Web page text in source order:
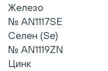
Железо
№ AN1117SE
Селен (Se)
№ AN1119ZN
Цинк